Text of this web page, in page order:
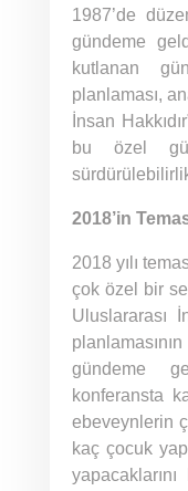
1987’de
gündeme
kutlanan
planlaması,
İnsan
bu özel
2018’in
2018 yılı
çok özel bir
Uluslararası
gündeme
konferansta
ebeveynlerin
kaç çocuk